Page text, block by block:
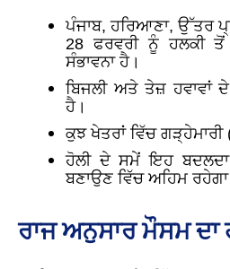
ਪੰਜਾਬ, ਹਰਿਆਣਾ, ਉੱਤਰ
28 ਫਰਵਰੀ ਨੂੰ ਹਲਕੀ ਤੋਂ
ਸੰਭਾਵਨਾ ਹੈ।
ਬਿਜਲੀ ਅਤੇ ਤੇਜ਼ ਹਵਾਵਾਂ
ਹੈ।
ਕੁਝ ਖੇਤਰਾਂ ਵਿੱਚ ਗੜ੍ਹੇਮਾਰੀ
ਹੋਲੀ ਦੇ ਸਮੇਂ ਇਹ
ਬਣਾਉਣ ਵਿੱਚ ਅਹਿਮ
ਰਾਜ ਅਨੁਸਾਰ ਮੌਸਮ ਦਾ